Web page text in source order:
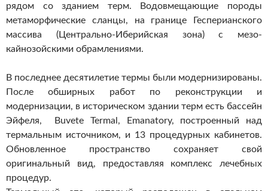
рядом со зданием терм. Водовмещающие породы
метаморфические сланцы, на границе Гесперианского
массива (Центрально-Иберийская зона) с мезо-
кайнозойскими обрамлениями.
В последнее десятилетие термы были модернизированы.
После обширных работ по реконструкции и
модернизации, в историческом здании терм есть бассейн
Эйфеля, Buvete Termal, Emanatory, построенный над
термальным источником, и 13 процедурных кабинетов.
Обновленное пространство сохраняет свой
оригинальный вид, предоставляя комплекс лечебных
процедур.